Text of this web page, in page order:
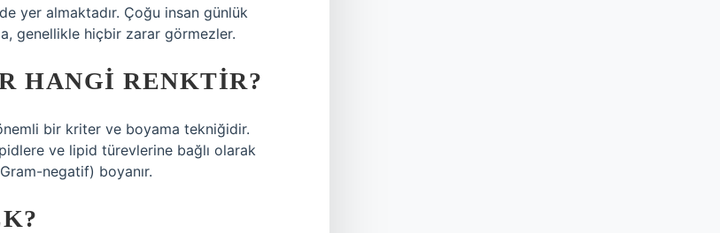
yer almaktadır. Çoğu insan günlük
genellikle hiçbir zarar görmezler.
HANGI RENKTIR?
bir kriter ve boyama tekniğidir.
ve lipid türevlerine bağlı olarak
negatif) boyanır.